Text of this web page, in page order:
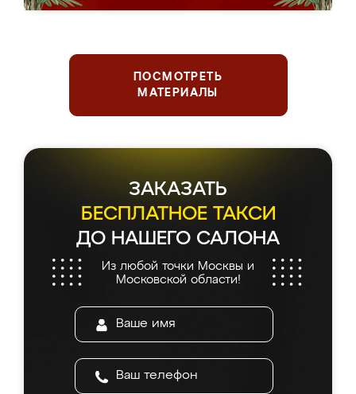
ПОСМОТРЕТЬ
МАТЕРИАЛЫ
ЗАКАЗАТЬ
БЕСПЛАТНОЕ ТАКСИ
ДО НАШЕГО САЛОНА
Из любой точки Москвы и
Московской области!